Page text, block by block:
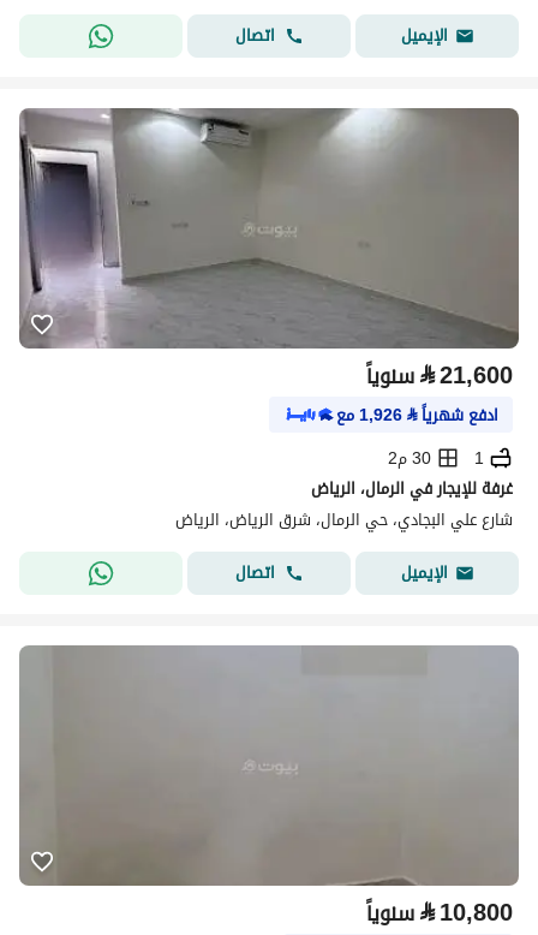
الإيميل
اتصال
⃁21,600 سنوياً
ادفع شهرياً⃁
1,926مع
1
30 م2
غرفة للإيجار في الرمال، الرياض
شارع علي البجادي، حي الرمال، شرق الرياض، الرياض
الإيميل
اتصال
⃁10,800 سنوياً